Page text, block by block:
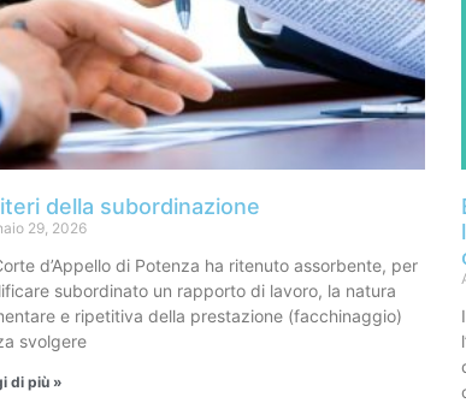
della subordinazione
29, 2026
d’Appello di Potenza ha ritenuto assorbente, per
subordinato un rapporto di lavoro, la natura
e ripetitiva della prestazione (facchinaggio)
svolgere
di più »